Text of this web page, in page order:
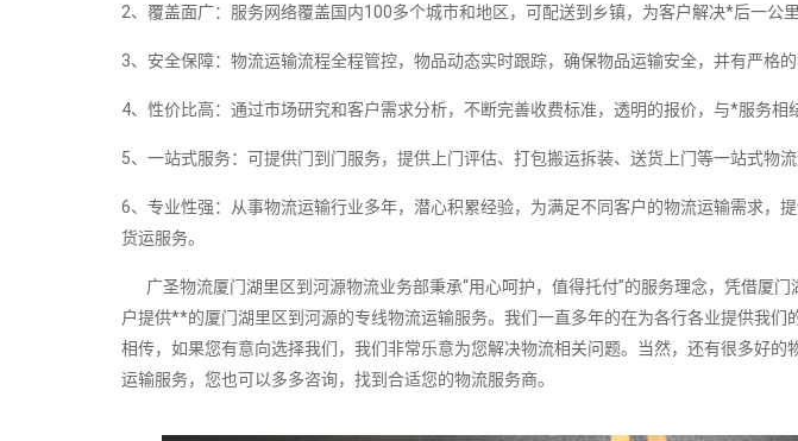
2、覆盖面广：服务网络覆盖国内100多个城市和地区，可配送到乡镇，为客户解决*后一公
3、安全保障：物流运输流程全程管控，物品动态实时跟踪，确保物品运输安全，并有严格的
4、性价比高：通过市场研究和客户需求分析，不断完善收费标准，透明的报价，与*服务相
5、一站式服务：可提供门到门服务，提供上门评估、打包搬运拆装、送货上门等一站式物流
6、专业性强：从事物流运输行业多年，潜心积累经验，为满足不同客户的物流运输需求，
货运服务。
广圣物流厦门湖里区到河源物流业务部秉承“用心呵护，值得托付”的服务理念，凭借厦
户提供**的厦门湖里区到河源的专线物流运输服务。我们一直多年的在为各行各业提供我们
相传，如果您有意向选择我们，我们非常乐意为您解决物流相关问题。当然，还有很多好的
运输服务，您也可以多多咨询，找到合适您的物流服务商。